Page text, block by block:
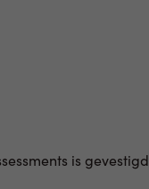
is gevestigd